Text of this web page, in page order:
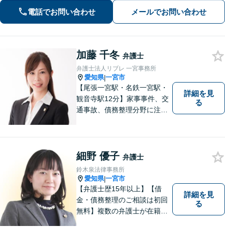
方でもまずは無料相談を！【男女1名ず
つ弁護士在籍】
電話でお問い合わせ メールでお問い合わせ
加藤 千冬 弁護士
弁護士法人リブレ 一宮事務所
愛知県|一宮市
【尾張一宮駅・名鉄一宮駅・
観音寺駅12分】家事事件、交
通事故、債務整理分野に注力
りの際は、ぜひお気軽にご相
談ください。頼れるパートナ
ーとして尽力します！
詳細を見
る
細野 優子 弁護士
鈴木泉法律事務所
愛知県|一宮市
【弁護士歴15年以上】【借
金・債務整理のご相談は初回
無料】複数の弁護士が在籍し
詳細を見
る